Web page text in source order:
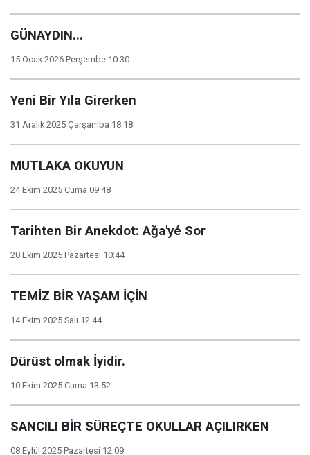
GÜNAYDIN...
15 Ocak 2026 Perşembe 10:30
Yeni Bir Yıla Girerken
31 Aralık 2025 Çarşamba 18:18
MUTLAKA OKUYUN
24 Ekim 2025 Cuma 09:48
Tarihten Bir Anekdot: Ağa'yé Sor
20 Ekim 2025 Pazartesi 10:44
TEMİZ BİR YAŞAM İÇİN
14 Ekim 2025 Salı 12:44
Dürüst olmak İyidir.
10 Ekim 2025 Cuma 13:52
SANCILI BİR SÜREÇTE OKULLAR AÇILIRKEN
08 Eylül 2025 Pazartesi 12:09